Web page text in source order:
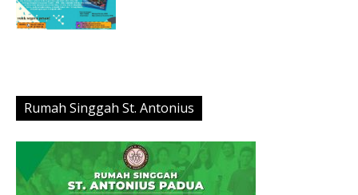
Rumah Singgah St. Antonius